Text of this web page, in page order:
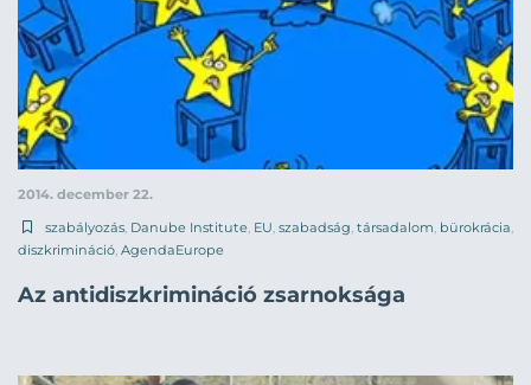
2014. december 22.
szabályozás, Danube Institute, EU, szabadság, társadalom, bürokrácia,
diszkrimináció, AgendaEurope
Az antidiszkrimináció zsarnoksága